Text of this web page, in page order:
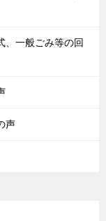
、一般ごみ等の回
声